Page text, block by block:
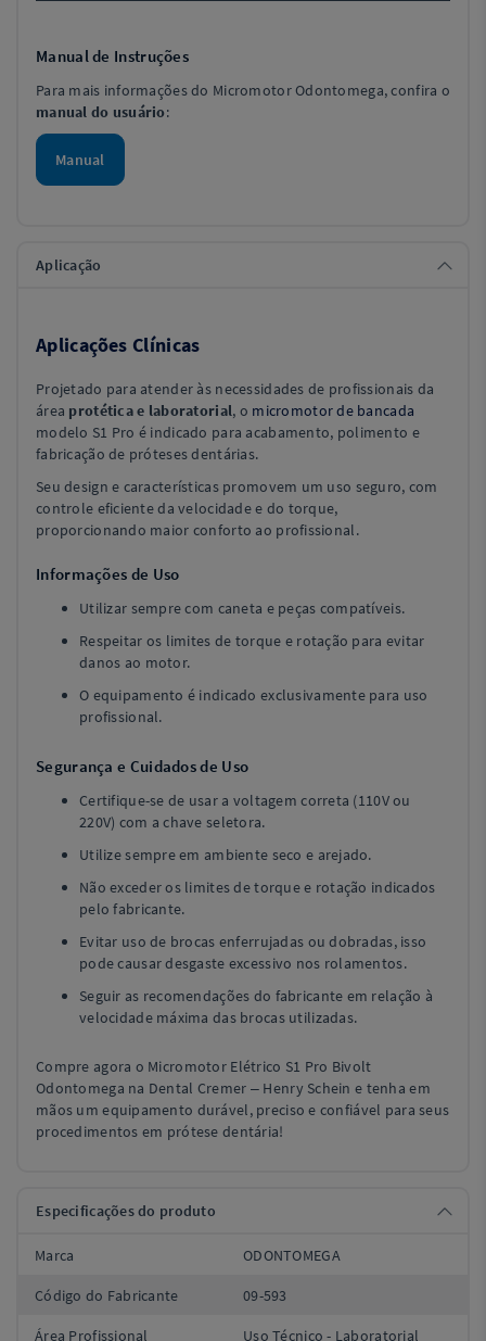
Manual de Instruções
Para mais informações do Micromotor Odontomega, confira o
manual do usuário:
Manual
Aplicação
Aplicações Clínicas
Projetado para atender às necessidades de profissionais da
área protética e laboratorial, o micromotor de bancada
modelo S1 Pro é indicado para acabamento, polimento e
fabricação de próteses dentárias.
Seu design e características promovem um uso seguro, com
controle eficiente da velocidade e do torque,
proporcionando maior conforto ao profissional.
Informações de Uso
Utilizar sempre com caneta e peças compatíveis.
Respeitar os limites de torque e rotação para evitar
danos ao motor.
O equipamento é indicado exclusivamente para uso
profissional.
Segurança e Cuidados de Uso
Certifique-se de usar a voltagem correta (110V ou
220V) com a chave seletora.
Utilize sempre em ambiente seco e arejado.
Não exceder os limites de torque e rotação indicados
pelo fabricante.
Evitar uso de brocas enferrujadas ou dobradas, isso
pode causar desgaste excessivo nos rolamentos.
Seguir as recomendações do fabricante em relação à
velocidade máxima das brocas utilizadas.
Compre agora o Micromotor Elétrico S1 Pro Bivolt
Odontomega na Dental Cremer – Henry Schein e tenha em
mãos um equipamento durável, preciso e confiável para seus
procedimentos em prótese dentária!
Especificações do produto
Marca ODONTOMEGA
Código do Fabricante 09-593
Área Profissional Uso Técnico - Laboratorial